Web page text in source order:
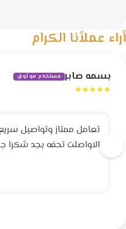
أراء عملأنا الكرام
بسمه صابر مستخدم موثوق
★★★★★
تعامل ممتاز وتواصيل
الاواصلت تحفه بجد شكرا